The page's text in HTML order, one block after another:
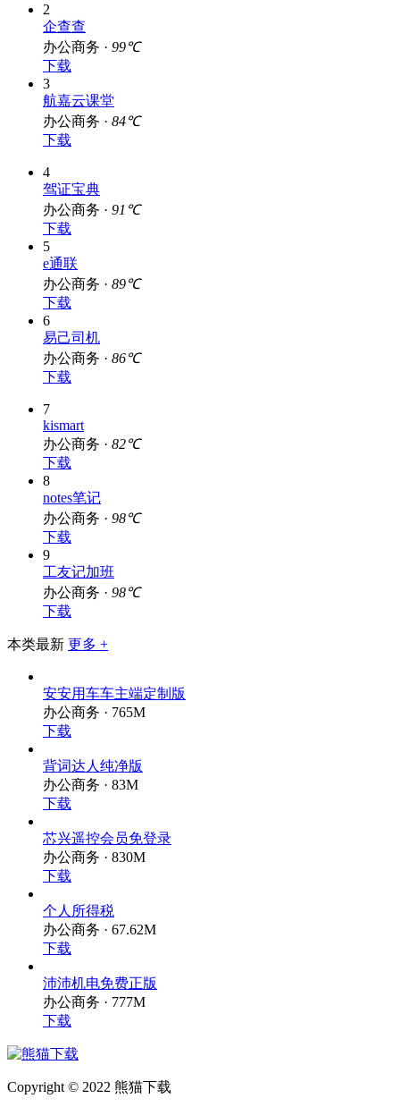
2
企查查
办公商务 · 99℃
下载
3
航嘉云课堂
办公商务 · 84℃
下载
4
驾证宝典
办公商务 · 91℃
下载
5
e通联
办公商务 · 89℃
下载
6
易己司机
办公商务 · 86℃
下载
7
kismart
办公商务 · 82℃
下载
8
notes笔记
办公商务 · 98℃
下载
9
工友记加班
办公商务 · 98℃
下载
本类最新 更多 +
安安用车车主端定制版
办公商务 · 765M
下载
背词达人纯净版
办公商务 · 83M
下载
芯兴遥控会员免登录
办公商务 · 830M
下载
个人所得税
办公商务 · 67.62M
下载
沛沛机电免费正版
办公商务 · 777M
下载
Copyright © 2022 熊猫下载